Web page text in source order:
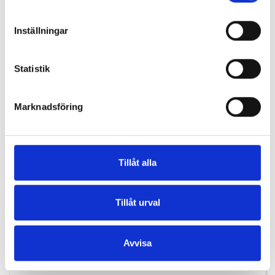
Inställningar
Statistik
Marknadsföring
Tillåt alla
Tillåt urval
Avvisa
FLEXIT INVÄNDIG VENTIL AERO 100V2